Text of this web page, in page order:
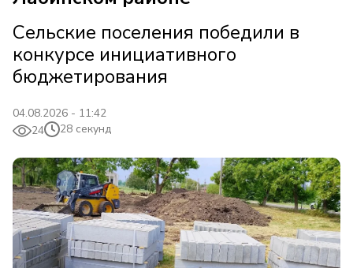
Сельские поселения победили в
конкурсе инициативного
бюджетирования
04.08.2026 - 11:42
24
28 секунд